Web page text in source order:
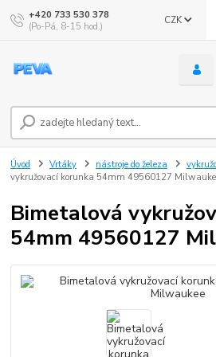
CZK
+420 733 530 378
(Po-Pá, 8-15 hod.)
Úvod Vrtáky nástroje do železa
vykružovací korunka 54mm 49560127
Bimetalová
54mm 49560127